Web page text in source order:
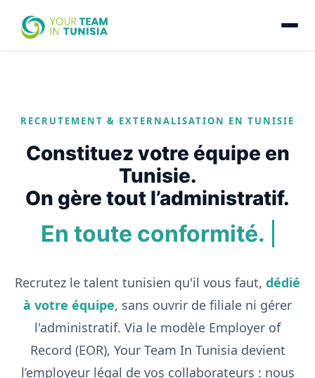
RECRUTEMENT & EXTERNALISATION EN TUNISIE
Constituez votre équipe en
Tunisie.
On gère tout l’administratif.
En toute conformité.
Recrutez le talent tunisien qu'il vous faut, dédié
à votre équipe, sans ouvrir de filiale ni gérer
l'administratif. Via le modèle Employer of
Record (EOR), Your Team In Tunisia devient
l’employeur légal de vos collaborateurs : nous